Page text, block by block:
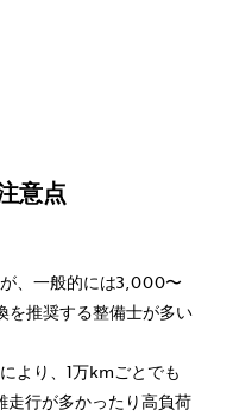
意点
、一般的には3,000〜
推奨する整備士が多い
より、1万kmごとでも
行が多かったり高負荷